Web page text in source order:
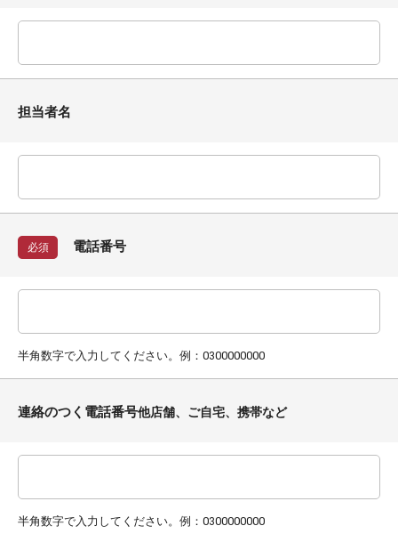
担当者名
必須 電話番号
半角数字で入力してください。例：0300000000
連絡のつく電話番号他店舗、ご自宅、携帯など
半角数字で入力してください。例：0300000000